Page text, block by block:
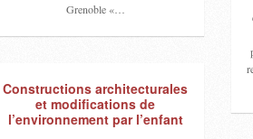
Grenoble «…
Constructions architecturales
et modifications de
l’environnement par l’enfant